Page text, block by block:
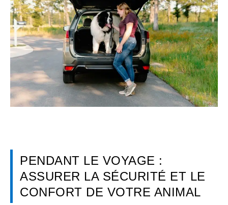
PENDANT LE VOYAGE :
ASSURER LA SÉCURITÉ ET LE
CONFORT DE VOTRE ANIMAL